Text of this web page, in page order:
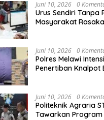
ke Peringkat 10
MTQ XXXIV Kalbar
Agraria/Pertanahan
Ruang
Juni 10, 2026 0
Urus Sendiri Tanpa
Masyarakat
Juni 10, 2026 0
Polres Melawi
Penertiban Knalpot
Juni 10, 2026 0
Politeknik Agraria
Tawarkan Program